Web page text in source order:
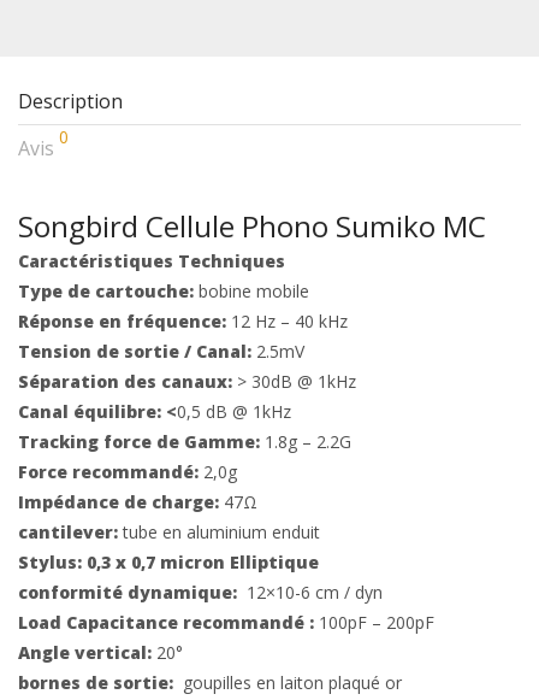
Description
Avis 0
Songbird Cellule Phono Sumiko MC
Caractéristiques Techniques
Type de cartouche: bobine mobile
Réponse en fréquence: 12 Hz – 40 kHz
Tension de sortie / Canal: 2.5mV
Séparation des canaux: > 30dB @ 1kHz
Canal équilibre: <0,5 dB @ 1kHz
Tracking force de Gamme: 1.8g – 2.2G
Force recommandé: 2,0g
Impédance de charge: 47Ω
cantilever:tube en aluminium enduit
Stylus: 0,3 x 0,7 micron Elliptique
conformité dynamique: 12×10-6 cm / dyn
Load Capacitance recommandé : 100pF – 200pF
Angle vertical: 20°
bornes de sortie: goupilles en laiton plaqué or